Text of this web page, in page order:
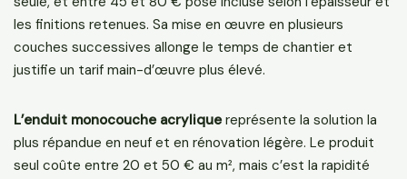
les finitions retenues. Sa mise en œuvre en plusieurs
couches successives allonge le temps de chantier et
justifie un tarif main-d’œuvre plus élevé.
L’enduit monocouche acryliquereprésente la solution la
plus répandue en neuf et en rénovation légère. Le produit
seul coûte entre 20 et 50 € au m², mais c’est la rapidité